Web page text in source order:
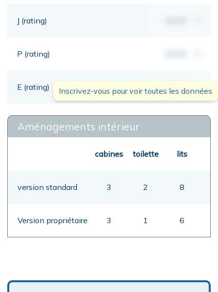
J (rating)
P (rating)
E (rating) 00,00
Inscrivez-vous pour voir toutes les données
Aménagements intérieur
cabines toilette lits
version standard 3 2 8
Version propriétaire 3 1 6